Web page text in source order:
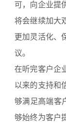
可，向企业提
将会继续加大
更加灵活化、
议。
在听完客户企
以来的支持和
够满足高端客
够始终为客户